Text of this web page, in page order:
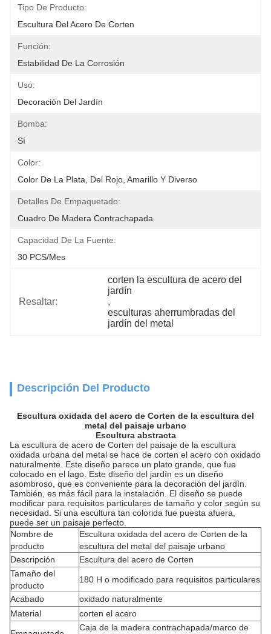
Tipo De Producto:
Escultura Del Acero De Corten
Función:
Estabilidad De La Corrosión
Uso:
Decoración Del Jardín
Bomba:
Sí
Color:
Color De La Plata, Del Rojo, Amarillo Y Diverso
Detalles De Empaquetado:
Cuadro De Madera Contrachapada
Capacidad De La Fuente:
30 PCS/mes
Resaltar:
corten la escultura de acero del
jardín
,
esculturas aherrumbradas del
jardín del metal
Descripción Del Producto
Escultura oxidada del acero de Corten de la escultura del
metal del paisaje urbano
Escultura abstracta
La escultura de acero de Corten del paisaje de la escultura
oxidada urbana del metal se hace de corten el acero con oxidado
naturalmente. Este diseño parece un plato grande, que fue
colocado en el lago. Este diseño del jardín es un diseño
asombroso, que es conveniente para la decoración del jardín.
También, es más fácil para la instalación. El diseño se puede
modificar para requisitos particulares de tamaño y color según su
necesidad. Si una escultura tan colorida fue puesta afuera,
puede ser un paisaje perfecto.
Nombre de
producto
Escultura oxidada del acero de Corten de la
escultura del metal del paisaje urbano
Descripción
Escultura del acero de Corten
Tamaño del
producto
180 H o modificado para requisitos particulares
Acabado
oxidado naturalmente
Material
corten el acero
Caja de la madera contrachapada/marco de